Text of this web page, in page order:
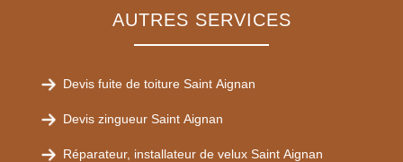
AUTRES SERVICES
Devis fuite de toiture Saint Aignan
Devis zingueur Saint Aignan
Réparateur, installateur de velux Saint Aignan